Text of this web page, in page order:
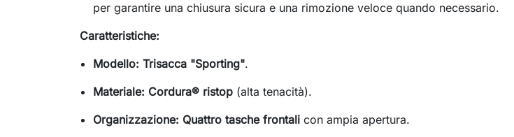
per garantire una chiusura sicura e una rimozione veloce quando necessario.
Caratteristiche:
Modello: Trisacca "Sporting".
Materiale: Cordura® ristop (alta tenacità).
Organizzazione: Quattro tasche frontali con ampia apertura.